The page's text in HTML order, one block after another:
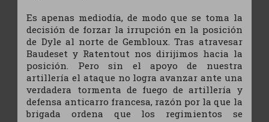
Es apenas mediodía, de modo que se toma la
decisión de forzar la irrupción en la posición
de Dyle al norte de Gembloux. Tras atravesar
Baudeset y Ratentout nos dirijimos hacia la
posición. Pero sin el apoyo de nuestra
artillería el ataque no logra avanzar ante una
verdadera tormenta de fuego de artillería y
defensa anticarro francesa, razón por la que la
brigada ordena que los regimientos se